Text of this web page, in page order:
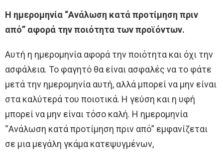
Η ημερομηνία “Ανάλωση κατά προτίμηση πριν
από” αφορά τηνποιότητα των προϊόντων.
Αυτή η ημερομηνία αφορά την ποιότητα και όχι την
ασφάλεια. Το φαγητό θα είναι ασφαλές να το φάτε
μετά την ημερομηνία αυτή, αλλά μπορεί να μην είναι
στα καλύτερά του ποιοτικά. Η γεύση και η υφή
μπορεί να μην είναι τόσο καλή. Η ημερομηνία
“Ανάλωση κατά προτίμηση πριν από” εμφανίζεται
σε μια μεγάλη γκάμα κατεψυγμένων,